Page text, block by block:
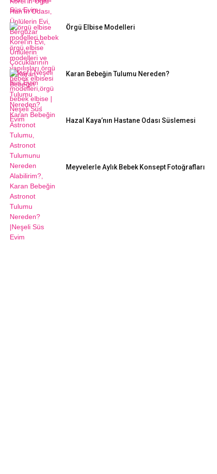
Örgü Elbise Modelleri
Karan Bebeğin Tulumu Nereden?
Hazal Kaya’nın Hastane Odası Süslemesi
Meyvelerle Aylık Bebek Konsept Fotoğrafları